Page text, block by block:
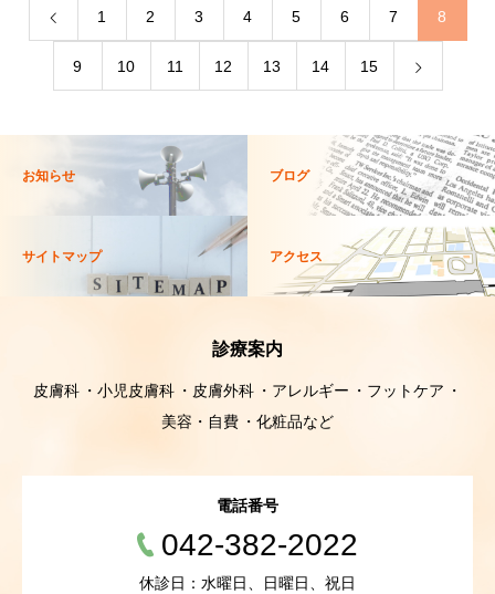
1 2 3 4 5 6 7 8
9 10 11 12 13 14 15
お知らせ ブログ
サイトマップ アクセス
診療案内
皮膚科 小児皮膚科 皮膚外科 アレルギー
フットケア
美容・自費
化粧品など
電話番号
042-382-2022
休診日：水曜日、日曜日、祝日